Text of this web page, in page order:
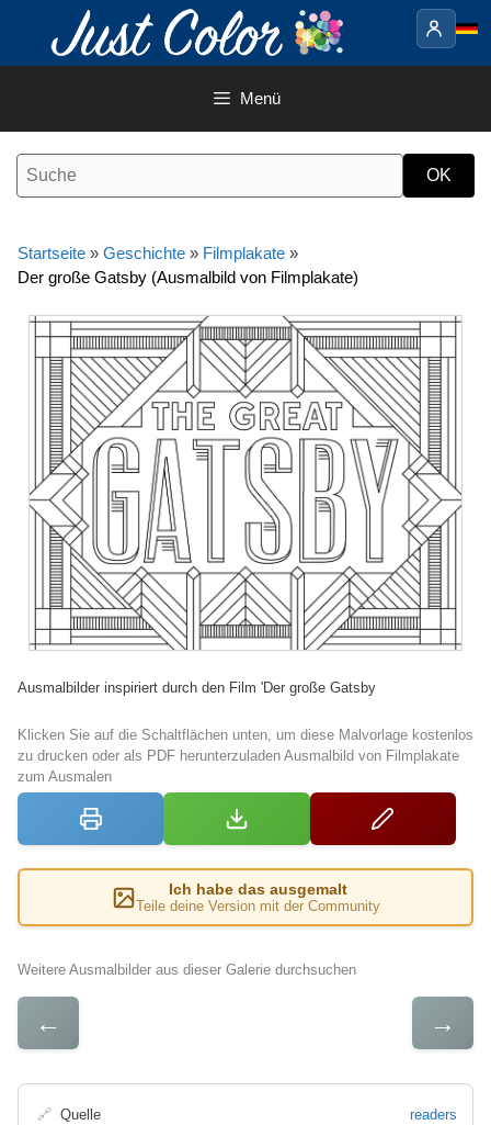
Inhalt
Menü
Startseite » Geschichte » Filmplakate »
Der große Gatsby (Ausmalbild von Filmplakate)
Ausmalbilder inspiriert durch den Film 'Der große Gatsby
Klicken Sie auf die Schaltflächen unten, um diese Malvorlage kostenlos
zu drucken oder als PDF herunterzuladen Ausmalbild von Filmplakate
zum Ausmalen
Ich habe das ausgemalt
Teile deine Version mit der Community
Weitere Ausmalbilder aus dieser Galerie durchsuchen
← →
🔗 Quelle readers